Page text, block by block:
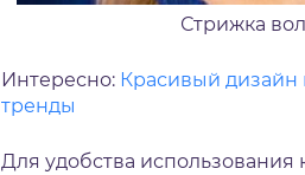
Стрижка
Интересно: Красивый дизайн
тренды
Для удобства